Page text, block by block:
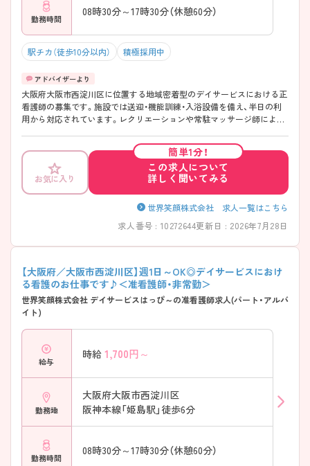
勤務時間
08時30分～17時30分（休憩60分）
駅チカ（徒歩10分以内） 積極採用中
大阪府大阪市西淀川区に位置する地域密着型のデイサービスにおける正
看護師の募集です。施設では送迎・機能訓練・入浴設備を備え、半日の利
用から対応されています。レクリエーションや常駐マッサージ師による
取り組まれています。最寄駅より徒歩圏内とアクセスに便利な立地にあ
ります。勤務日数は週1日～相談可能です。無理なく、プライベートを大
切にしながらご勤務いただけます。 ご興味のある方には、面接対策ポイ
ントなど、さらに詳細をご案内しますのでお気軽にご相談ください！
お気に入り
簡単1分！
この求人について
詳しく聞いてみる
世界笑顔株式会社 求人一覧はこちら
求人番号 : 10272644更新日 : 2026年7月28日
【大阪府／大阪市西淀川区】週1日～OK◎デイサービスにおけ
る看護のお仕事です♪＜准看護師・非常勤＞
世界笑顔株式会社 デイサービスはっぴ～の准看護師求人(パート・アルバ
イト)
給与
時給 1,700円～
勤務地
大阪府大阪市西淀川区
阪神本線「姫島駅」徒歩6分
勤務時間
08時30分～17時30分（休憩60分）